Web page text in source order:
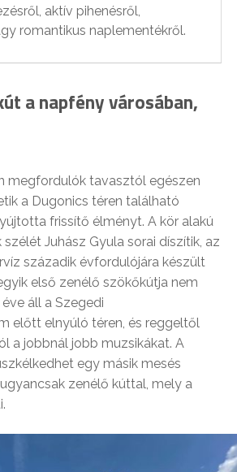
aktív pihenésről,
romantikus naplementékről.
a napfény városában,
megfordulók tavasztól egészen
a Dugonics téren található
frissítő élményt. A kör alakú
Juhász Gyula sorai díszítik, az
századik évfordulójára készült
első zenélő szökőkútja nem
áll a Szegedi
előtt elnyúló téren, és reggeltől
a jobbnál jobb muzsikákat. A
egy másik mesés
zenélő kúttal, mely a